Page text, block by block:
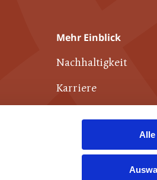
Alle
Mehr Einblick
Nachhaltigkeit
Karriere
Weiterführende